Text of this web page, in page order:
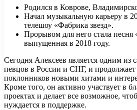
Родился в Коврове,
Начал музыкальную карьеру в
телешоу «Фабрика звезд».
Прорывом для него стала песня
выпущенная в 2018 году.
Сегодня Алексеев является одним из
певцов в России и СНГ, и продолжает
поклонников новыми хитами и
Кроме того, он активно участвует в
проектах и делает все возможное,
нуждается в поддержке.